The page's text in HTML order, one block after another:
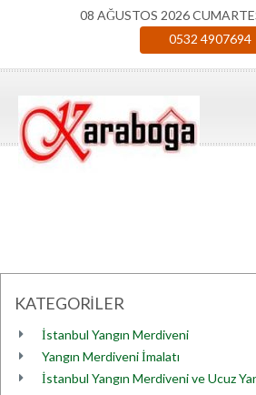
08 AĞUSTOS 2026
0532 4907694
KATEGORİLER
İstanbul Yangın Merdiveni
Yangın Merdiveni İmalatı
İstanbul Yangın Merdiveni ve Ucuz